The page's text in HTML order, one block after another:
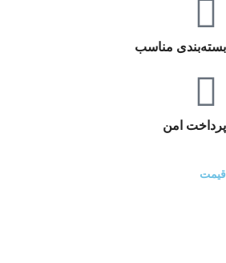
بسته‌بندی مناسب
پرداخت امن
قیمت